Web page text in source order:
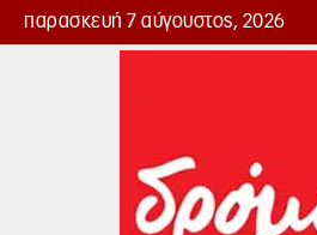
παρασκευή 7 αύγουστος, 2026
Δρόμος